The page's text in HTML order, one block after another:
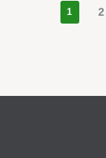
1 2